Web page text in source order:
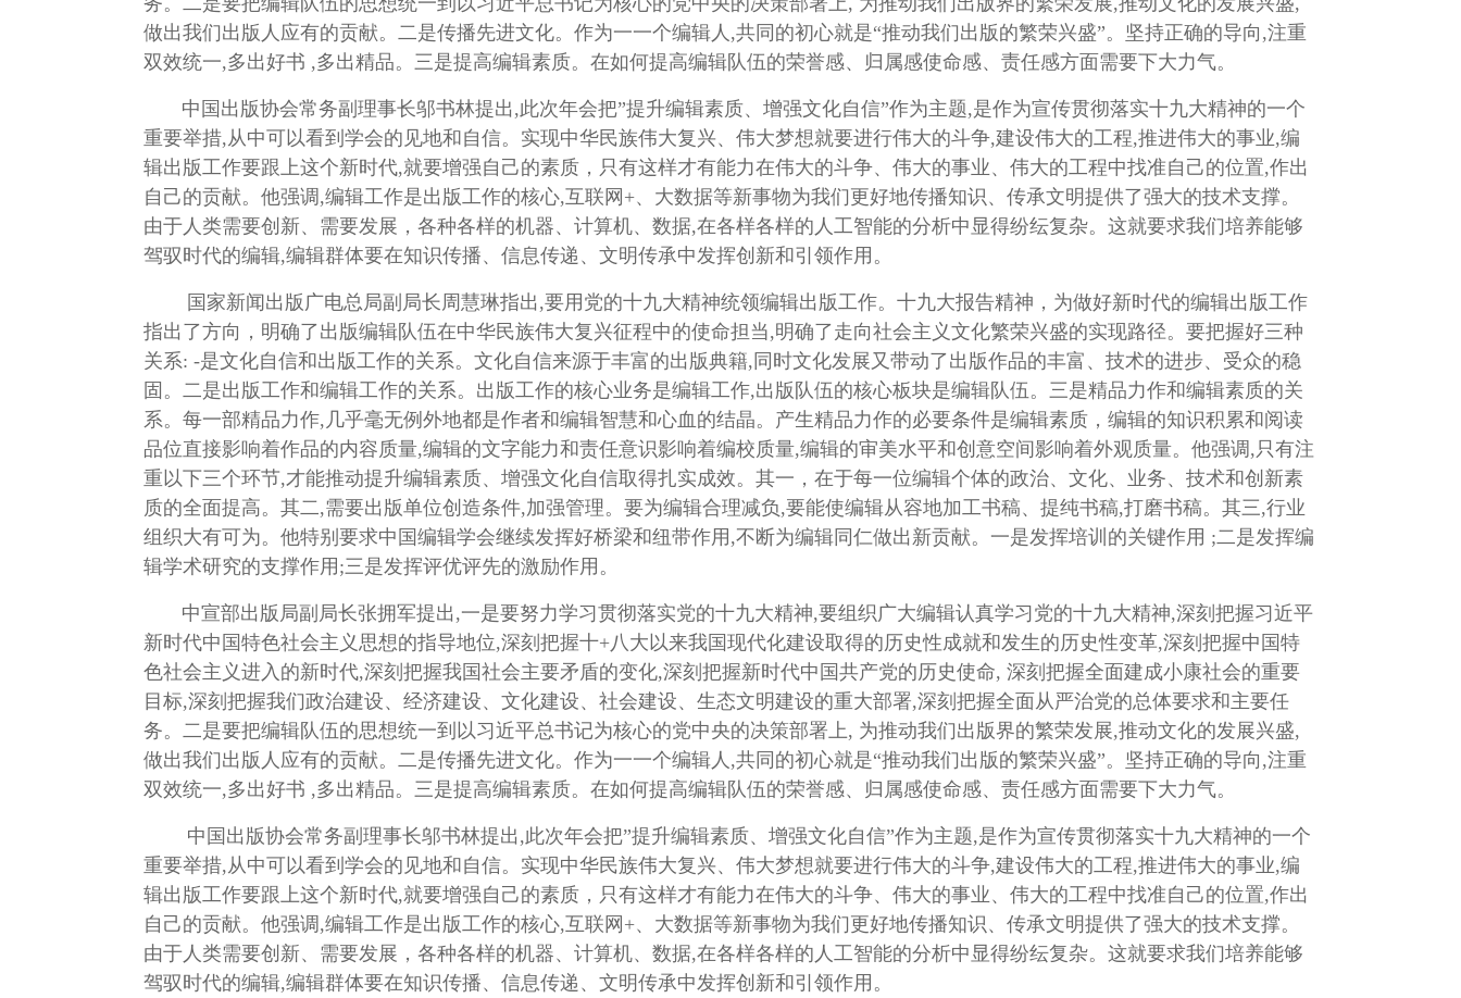
做出我们出版人应有的贡献。二是传播先进文化。作为一一个编辑人,共同的初心就是“推动我们出版的繁荣兴盛”。坚持正确的导向,注重
双效统一,多出好书 ,多出精品。三是提高编辑素质。在如何提高编辑队伍的荣誉感、归属感使命感、责任感方面需要下大力气。
中国出版协会常务副理事长邬书林提出,此次年会把”提升编辑素质、增强文化自信”作为主题,是作为宣传贯彻落实十九大精神的一个
重要举措,从中可以看到学会的见地和自信。实现中华民族伟大复兴、伟大梦想就要进行伟大的斗争,建设伟大的工程,推进伟大的事业,编
辑出版工作要跟上这个新时代,就要增强自己的素质，只有这样才有能力在伟大的斗争、伟大的事业、伟大的工程中找准自己的位置,作出
自己的贡献。他强调,编辑工作是出版工作的核心,互联网+、大数据等新事物为我们更好地传播知识、传承文明提供了强大的技术支撑。
由于人类需要创新、需要发展，各种各样的机器、计算机、数据,在各样各样的人工智能的分析中显得纷纭复杂。这就要求我们培养能够
驾驭时代的编辑,编辑群体要在知识传播、信息传递、文明传承中发挥创新和引领作用。
国家新闻出版广电总局副局长周慧琳指出,要用党的十九大精神统领编辑出版工作。十九大报告精神，为做好新时代的编辑出版工作
指出了方向，明确了出版编辑队伍在中华民族伟大复兴征程中的使命担当,明确了走向社会主义文化繁荣兴盛的实现路径。要把握好三种
关系: -是文化自信和出版工作的关系。文化自信来源于丰富的出版典籍,同时文化发展又带动了出版作品的丰富、技术的进步、受众的稳
固。二是出版工作和编辑工作的关系。出版工作的核心业务是编辑工作,出版队伍的核心板块是编辑队伍。三是精品力作和编辑素质的关
系。每一部精品力作,几乎毫无例外地都是作者和编辑智慧和心血的结晶。产生精品力作的必要条件是编辑素质，编辑的知识积累和阅读
品位直接影响着作品的内容质量,编辑的文字能力和责任意识影响着编校质量,编辑的审美水平和创意空间影响着外观质量。他强调,只有注
重以下三个环节,才能推动提升编辑素质、增强文化自信取得扎实成效。其一，在于每一位编辑个体的政治、文化、业务、技术和创新素
质的全面提高。其二,需要出版单位创造条件,加强管理。要为编辑合理减负,要能使编辑从容地加工书稿、提纯书稿,打磨书稿。其三,行业
组织大有可为。他特别要求中国编辑学会继续发挥好桥梁和纽带作用,不断为编辑同仁做出新贡献。一是发挥培训的关键作用 ;二是发挥编
辑学术研究的支撑作用;三是发挥评优评先的激励作用。
中宣部出版局副局长张拥军提出,一是要努力学习贯彻落实党的十九大精神,要组织广大编辑认真学习党的十九大精神,深刻把握习近平
新时代中国特色社会主义思想的指导地位,深刻把握十+八大以来我国现代化建设取得的历史性成就和发生的历史性变革,深刻把握中国特
色社会主义进入的新时代,深刻把握我国社会主要矛盾的变化,深刻把握新时代中国共产党的历史使命, 深刻把握全面建成小康社会的重要
目标,深刻把握我们政治建设、经济建设、文化建设、社会建设、生态文明建设的重大部署,深刻把握全面从严治党的总体要求和主要任
务。二是要把编辑队伍的思想统一到以习近平总书记为核心的党中央的决策部署上, 为推动我们出版界的繁荣发展,推动文化的发展兴盛,
做出我们出版人应有的贡献。二是传播先进文化。作为一一个编辑人,共同的初心就是“推动我们出版的繁荣兴盛”。坚持正确的导向,注重
双效统一,多出好书 ,多出精品。三是提高编辑素质。在如何提高编辑队伍的荣誉感、归属感使命感、责任感方面需要下大力气。
中国出版协会常务副理事长邬书林提出,此次年会把”提升编辑素质、增强文化自信”作为主题,是作为宣传贯彻落实十九大精神的一个
重要举措,从中可以看到学会的见地和自信。实现中华民族伟大复兴、伟大梦想就要进行伟大的斗争,建设伟大的工程,推进伟大的事业,编
辑出版工作要跟上这个新时代,就要增强自己的素质，只有这样才有能力在伟大的斗争、伟大的事业、伟大的工程中找准自己的位置,作出
自己的贡献。他强调,编辑工作是出版工作的核心,互联网+、大数据等新事物为我们更好地传播知识、传承文明提供了强大的技术支撑。
由于人类需要创新、需要发展，各种各样的机器、计算机、数据,在各样各样的人工智能的分析中显得纷纭复杂。这就要求我们培养能够
驾驭时代的编辑,编辑群体要在知识传播、信息传递、文明传承中发挥创新和引领作用。